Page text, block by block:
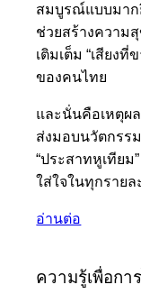
สมบูรณ์แบบมาก
ช่วยสร้างความ
เติมเต็ม “เสียง
ของคนไทย
และนั่นคือเหตุผ
ส่งมอบนวัตกรรม
“ประสาทหูเทีย
ใส่ใจในทุกรายล
อ่านต่อ
ความรู้เพื่อกา